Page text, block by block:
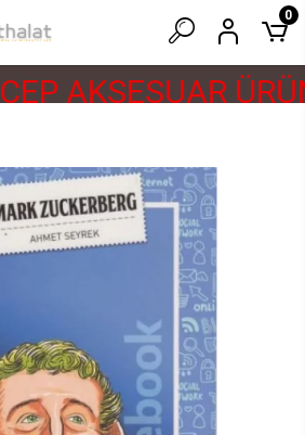
CEP AKSESUAR
0